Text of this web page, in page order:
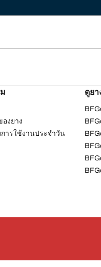
งยาง
ารใช้งานประจำวัน
ดูย